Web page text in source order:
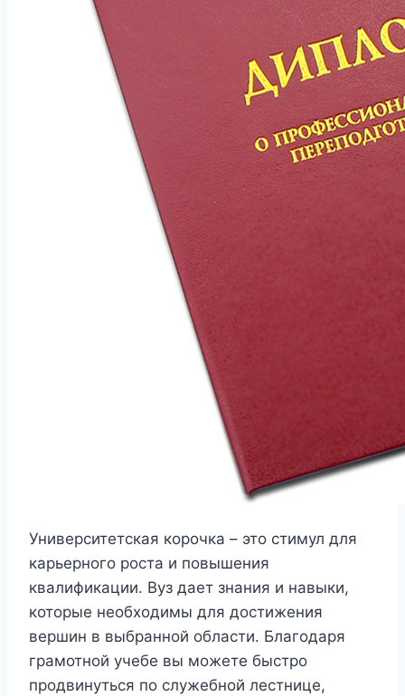
Университетская корочка – это стимул для
карьерного роста и повышения
квалификации. Вуз дает знания и навыки,
которые необходимы для достижения
вершин в выбранной области. Благодаря
грамотной учебе вы можете быстро
продвинуться по служебной лестнице,